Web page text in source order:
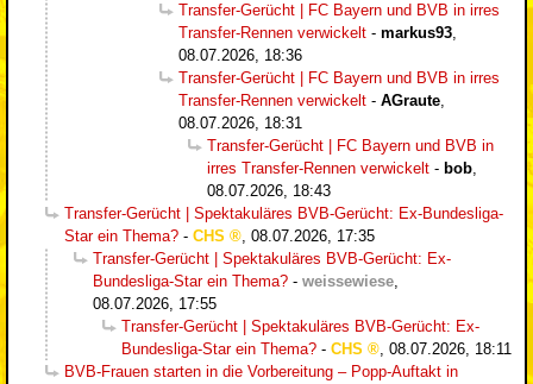
Transfer-Gerücht | FC Bayern und BVB in irres
Transfer-Rennen verwickelt - markus93,
08.07.2026, 18:36
Transfer-Gerücht | FC Bayern und BVB in irres
Transfer-Rennen verwickelt - AGraute,
08.07.2026, 18:31
Transfer-Gerücht | FC Bayern und BVB in
irres Transfer-Rennen verwickelt - bob,
08.07.2026, 18:43
Transfer-Gerücht | Spektakuläres BVB-Gerücht: Ex-Bundesliga-
Star ein Thema? - CHS , 08.07.2026, 17:35
Transfer-Gerücht | Spektakuläres BVB-Gerücht: Ex-
Bundesliga-Star ein Thema? - weissewiese,
08.07.2026, 17:55
Transfer-Gerücht | Spektakuläres BVB-Gerücht: Ex-
Bundesliga-Star ein Thema? - CHS , 08.07.2026, 18:11
BVB-Frauen starten in die Vorbereitung – Popp-Auftakt in